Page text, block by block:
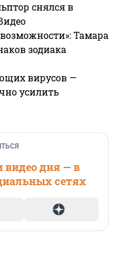
снялся в
Тамара
зодиака
вирусов —
усилить
видео дня — в
сетях